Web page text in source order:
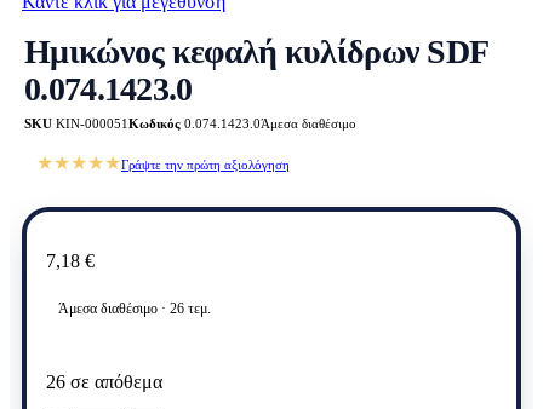
Ημικώνος κεφαλή κυλίδρων SDF
0.074.1423.0
SKU KIN-000051Κωδικός 0.074.1423.0Άμεσα διαθέσιμο
★★★★★Γράψτε την πρώτη αξιολόγηση
7,18 €
Άμεσα διαθέσιμο · 26 τεμ.
26 σε απόθεμα